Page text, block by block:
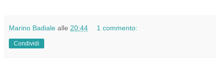
Marino Badiale alle 20:44 1 commento:
Condividi